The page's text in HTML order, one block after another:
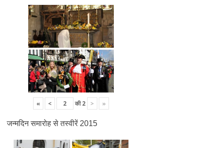
« < की2 > »
जन्मदिन समारोह से तस्वीरें 2015